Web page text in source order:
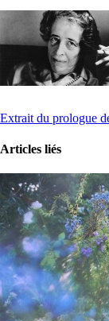
Extrait du prologue
Articles liés